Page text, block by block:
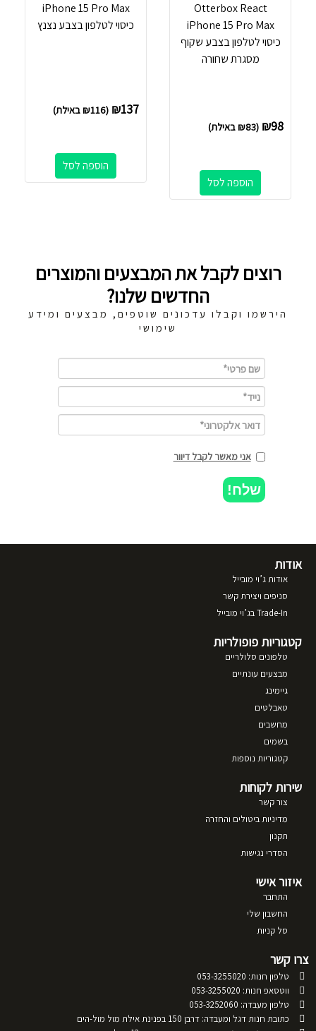
Otterbox React
iPhone 15 Pro Max
כיסוי לטלפון בצבע שקוף
מסגרת שחורה
₪98
(
₪83 באילת)
הוספה לסל
iPhone 15 Pro Max
כיסוי לטלפון בצבע נצנץ
₪137
(
₪116 באילת)
הוספה לסל
רוצים לקבל את המבצעים והמוצרים
החדשים שלנו?
הירשמו וקבלו עדכונים שוטפים, מבצעים ומידע
שימושי
אני מאשר לקבל דיוור
שלח!
אודות
אודות ג’וי מובייל
סניפים ויצירת קשר
Trade-In בג’וי מובייל
קטגוריות פופולריות
טלפונים סלולריים
מבצעים עונתיים
גיימינג
טאבלטים
מחשבים
בשמים
קטגוריות נוספות
שירות לקוחות
צור קשר
מדיניות ביטולים והחזרה
תקנון
הסדרי נגישות
איזור אישי
התחבר
החשבון שלי
סל קניות
צרו קשר
טלפון חנות: 053-3255020
ווטסאפ חנות: 053-3255020
טלפון מעבדה: 053-3252060
כתובת חנות דגל ומעבדה: דרבן 150 בפנינת אילת מול מול-הים